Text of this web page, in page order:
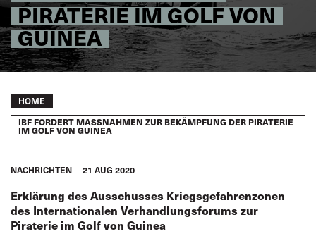
IRATERIE IM GOLF VON G
UINEA
Breadcrumb
HOME
IBF FORDERT MASSNAHMEN ZUR BEKÄMPFUNG DER PIRATERIE I
M GOLF VON GUINEA
NACHRICHTEN 21 AUG 2020
Erklärung des Ausschusses Kriegsgefahrenzonen
des Internationalen Verhandlungsforums zur
Piraterie im Golf von Guinea